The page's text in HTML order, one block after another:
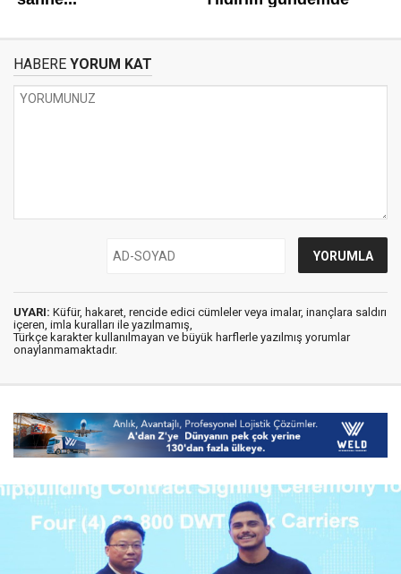
HABERE YORUM KAT
UYARI: Küfür, hakaret, rencide edici cümleler veya imalar, inançlara saldırı
içeren, imla kuralları ile yazılmamış,
Türkçe karakter kullanılmayan ve büyük harflerle yazılmış yorumlar
onaylanmamaktadır.